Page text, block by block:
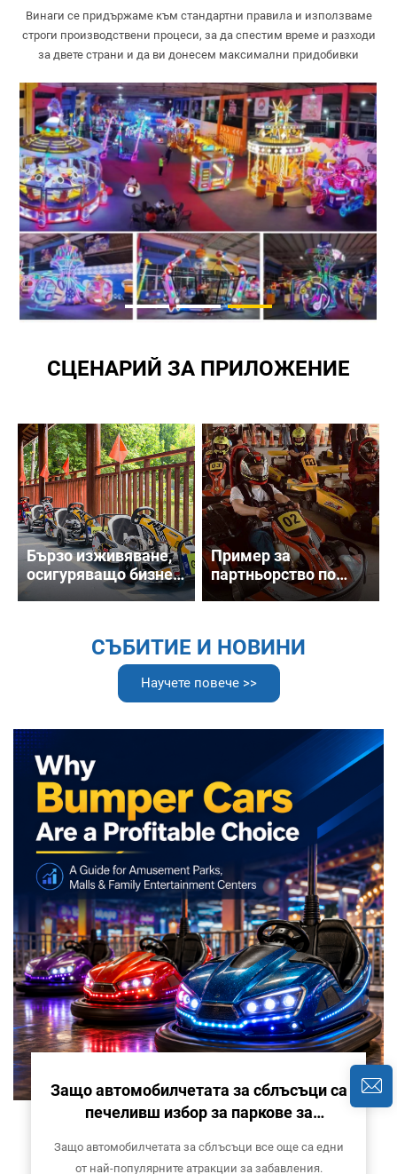
Винаги се придържаме към стандартни правила и използваме
строги производствени процеси, за да спестим време и разходи
за двете страни и да ви донесем максимални придобивки
СЦЕНАРИЙ ЗА ПРИЛОЖЕНИЕ
Бързо изживяване,
осигуряващо бизнес
- случай на
Club и нас
Пример за
партньорство по
проекта Speed Park
планирането на
обекта до удвояване
на приходите
СЪБИТИЕ И НОВИНИ
Научете повече >>
Защо автомобилчетата за сблъсъци са
печеливш избор за паркове за
семейни центрове за развлечения
Защо автомобилчетата за сблъсъци все още са едни
от най-популярните атракции за забавления.